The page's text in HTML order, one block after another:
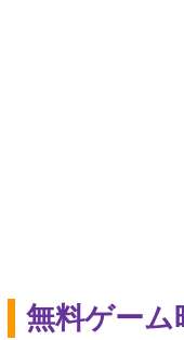
無料ゲーム